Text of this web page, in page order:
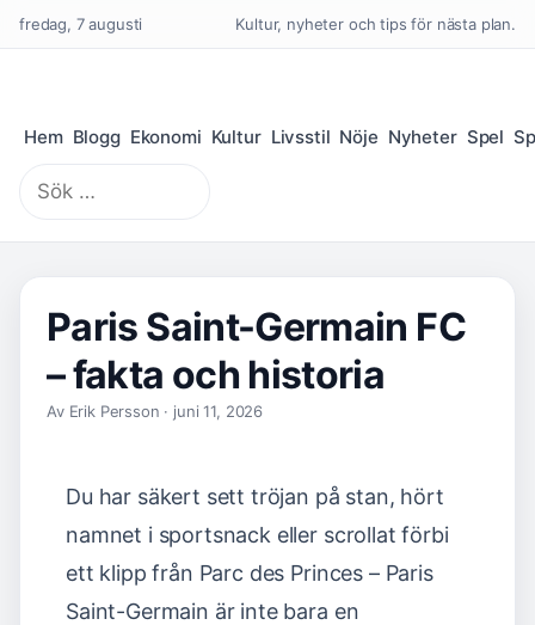
fredag, 7 augusti Kultur, nyheter och tips för nästa plan.
Hem Blogg Ekonomi Kultur Livsstil Nöje Nyheter Spel
Sök
efter:
Paris Saint-Germain FC
– fakta och historia
Av Erik Persson · juni 11, 2026
Du har säkert sett tröjan på stan, hört
namnet i sportsnack eller scrollat förbi
ett klipp från Parc des Princes – Paris
Saint-Germain är inte bara en